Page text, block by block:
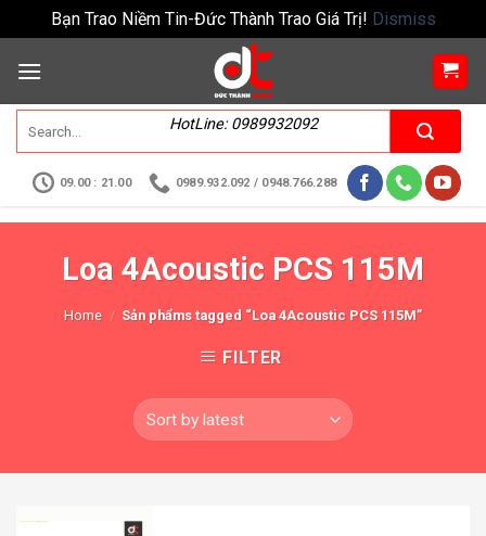
Bạn Trao Niềm Tin-Đức Thành Trao Giá Trị! Dismiss
HotLine: 0989932092
09.00 : 21.00 0989.932.092 / 0948.766.288
Loa 4Acoustic PCS 115M
Home / Sản phẩms tagged “Loa 4Acoustic PCS 115M”
FILTER